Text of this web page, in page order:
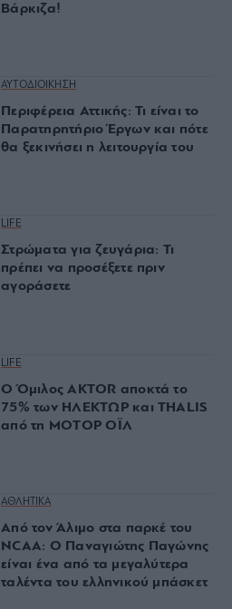
Βάρκιζα!
ΑΥΤΟΔΙΟΙΚΗΣΗ
Περιφέρεια Αττικής: Τι είναι το
Παρατηρητήριο Έργων και πότε
θα ξεκινήσει η λειτουργία του
LIFE
Στρώματα για ζευγάρια: Τι
πρέπει να προσέξετε πριν
αγοράσετε
LIFE
Ο Όμιλος AKTOR αποκτά το
75% των ΗΛΕΚΤΩΡ και THALIS
από τη ΜΟΤΟΡ ΟΪΛ
ΑΘΛΗΤΙΚΑ
Από τον Άλιμο στα παρκέ του
NCAA: Ο Παναγιώτης Παγώνης
είναι ένα από τα μεγαλύτερα
ταλέντα του ελληνικού μπάσκετ